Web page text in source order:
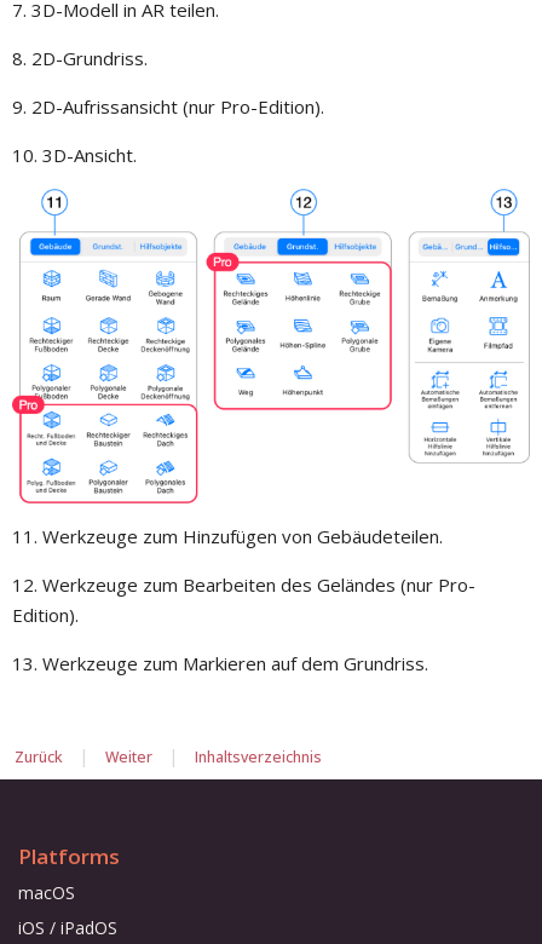
7. 3D-Modell in AR teilen.
8. 2D-Grundriss.
9. 2D-Aufrissansicht (nur Pro-Edition).
10. 3D-Ansicht.
11. Werkzeuge zum Hinzufügen von Gebäudeteilen.
12. Werkzeuge zum Bearbeiten des Geländes (nur Pro-
Edition).
13. Werkzeuge zum Markieren auf dem Grundriss.
Zurück | Weiter | Inhaltsverzeichnis
Platforms
macOS
iOS / iPadOS